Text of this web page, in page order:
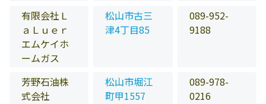
有限会社Ｌ
ａＬｕｅｒ
エムケイホ
ームガス
松山市古三
津4丁目85
089-952-
9188
芳野石油株
式会社
松山市堀江
町甲1557
089-978-
0216